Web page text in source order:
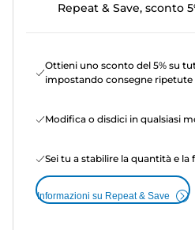
Repeat & Save, sconto
Ottieni uno sconto del 5% su
impostando consegne ripetute
Modifica o disdici in qualsiasi
Sei tu a stabilire la quantità e
Informazioni su Repeat & Save